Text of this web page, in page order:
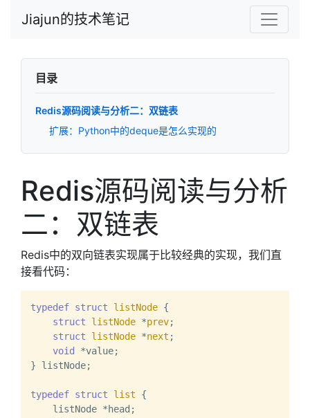
Jiajun的技术笔记
目录
Redis源码阅读与分析二：双链表
扩展：Python中的deque是怎么实现的
Redis源码阅读与分析
二：双链表
Redis中的双向链表实现属于比较经典的实现，我们直
接看代码：
typedef struct listNode {
struct
listNode *prev;
struct
listNode *next ;
void
*value;
} listNode;
typedef struct list {
    listNode *head;